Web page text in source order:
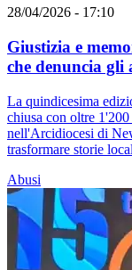
28/04/2026 - 17:10
Giustizia e
che denuncia gli
La quindicesima
chiusa con oltre
nell'Arcidiocesi di
trasformare storie
Abusi